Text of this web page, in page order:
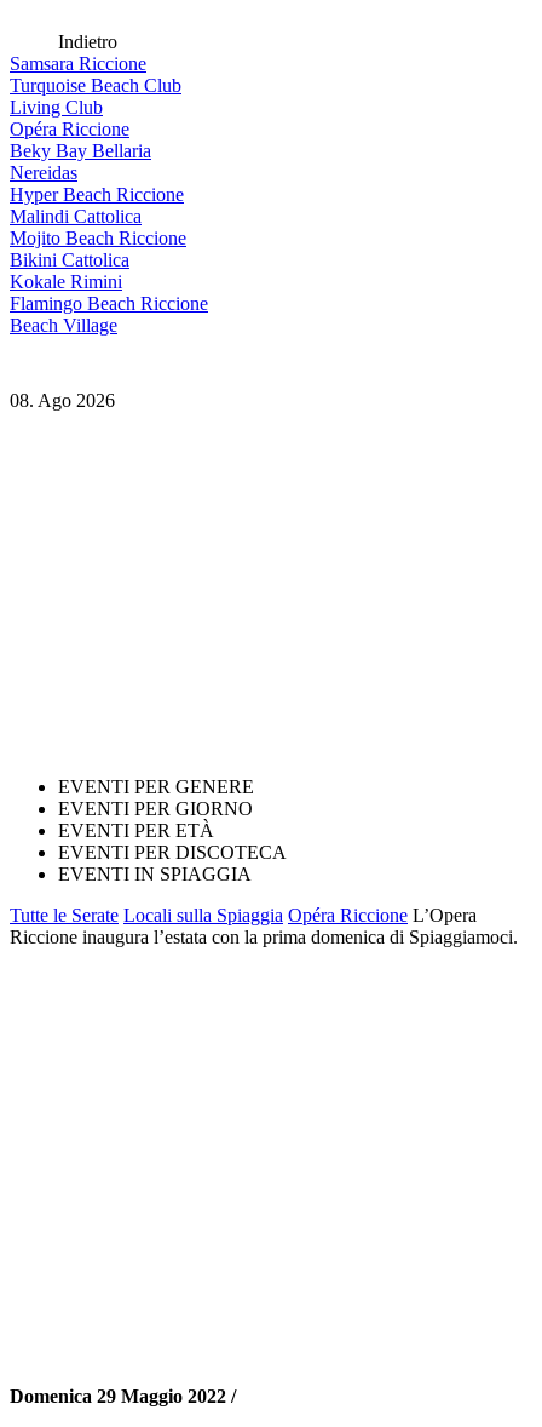
Indietro
Samsara Riccione
Turquoise Beach Club
Living Club
Opéra Riccione
Beky Bay Bellaria
Nereidas
Hyper Beach Riccione
Malindi Cattolica
Mojito Beach Riccione
Bikini Cattolica
Kokale Rimini
Flamingo Beach Riccione
Beach Village
08. Ago 2026
EVENTI PER GENERE
EVENTI PER GIORNO
EVENTI PER ETÀ
EVENTI PER DISCOTECA
EVENTI IN SPIAGGIA
Tutte le Serate Locali sulla Spiaggia Opéra Riccione L’Opera
Riccione inaugura l’estata con la prima domenica di Spiaggiamoci.
Domenica 29 Maggio 2022 /